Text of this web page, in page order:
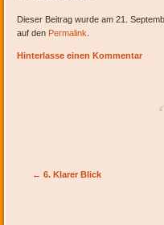
Dieser Beitrag wurde am 21.
auf den Permalink
Hinterlasse einen Kommentar
Artikel-Navigation
← 6. Klarer Blick